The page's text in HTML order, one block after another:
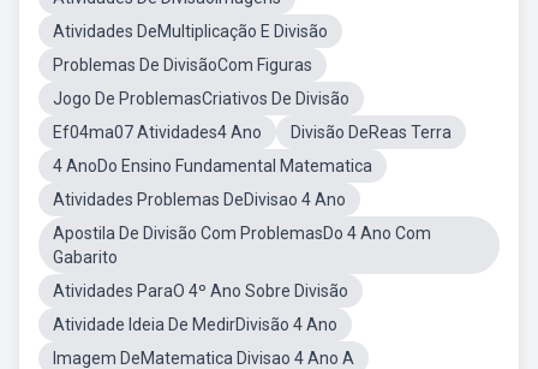
Atividades DeMultiplicação E Divisão
Problemas De DivisãoCom Figuras
Jogo De ProblemasCriativos De Divisão
Ef04ma07 Atividades4 Ano
Divisão DeReas Terra
4 AnoDo Ensino Fundamental Matematica
Atividades Problemas DeDivisao 4 Ano
Apostila De Divisão Com ProblemasDo 4 Ano Com
Gabarito
Atividades ParaO 4º Ano Sobre Divisão
Atividade Ideia De MedirDivisão 4 Ano
Imagem DeMatematica Divisao 4 Ano A